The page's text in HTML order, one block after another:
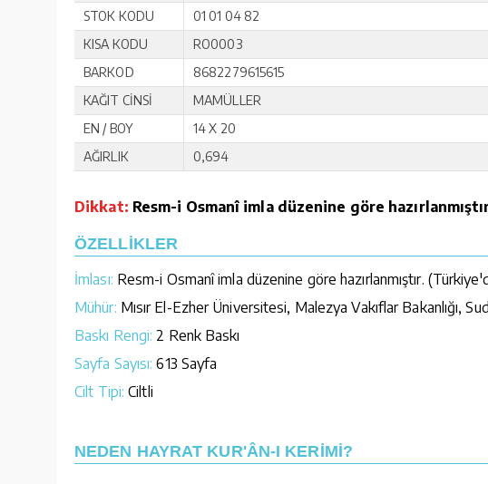
STOK KODU
01 01 04 82
KISA KODU
RO0003
BARKOD
8682279615615
KAĞIT CİNSİ
MAMÜLLER
EN / BOY
14 X 20
AĞIRLIK
0,694
Dikkat: Resm-i Osmanî imla düzenine göre
ÖZELLİKLER
İmlası: Resm-i Osmanî imla düzenine göre hazırlanmıştır.
Mühür: Mısır El-Ezher Üniversitesi, Malezya Vakıflar Bakanlığı,
Baskı Rengi: 2 Renk Baskı
Sayfa Sayısı: 613 Sayfa
Cilt Tipi: Ciltli
NEDEN HAYRAT KUR'ÂN-I KERİMİ?